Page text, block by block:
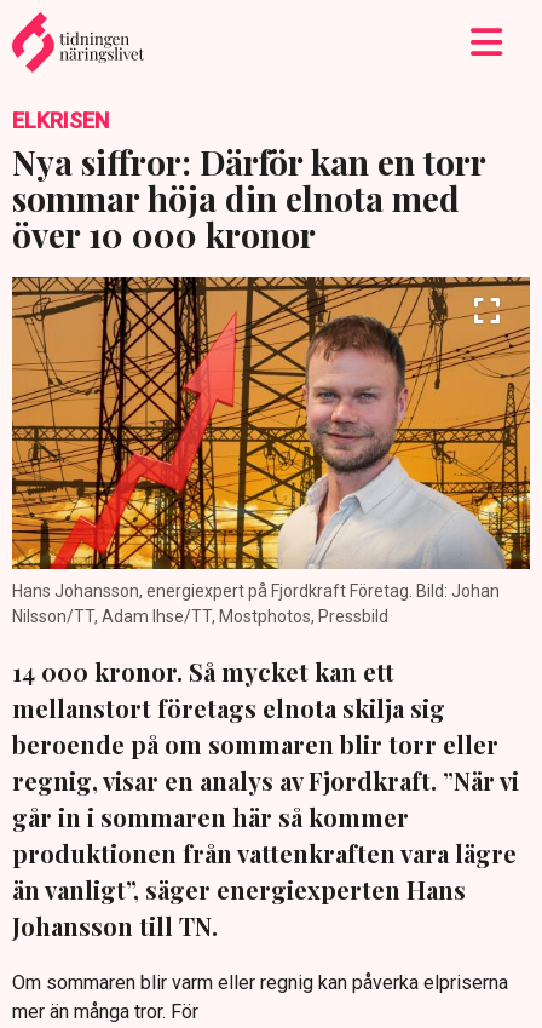
ELKRISEN
Nya siffror: Därför kan en torr
sommar höja din elnota med
över 10 000 kronor
Hans Johansson, energiexpert på Fjordkraft Företag. Bild: Johan
Nilsson/TT, Adam Ihse/TT, Mostphotos, Pressbild
14 000 kronor. Så mycket kan ett
mellanstort företags elnota skilja sig
beroende på om sommaren blir torr eller
regnig, visar en analys av Fjordkraft. ”När vi
går in i sommaren här så kommer
produktionen från vattenkraften vara lägre
än vanligt”, säger energiexperten Hans
Johansson till TN.
Om sommaren blir varm eller regnig kan påverka elpriserna
mer än många tror. För